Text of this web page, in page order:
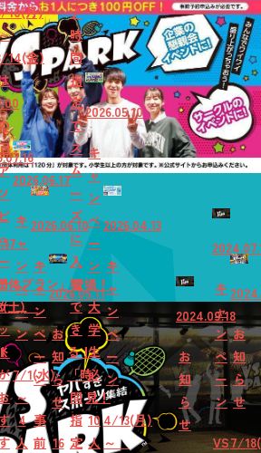
土)
10(月)
14(金)
ソ
ビ
2026.06.17
キ
ャ
ン
ペ
ー
ン
7/1(水)
～
4
人
2026.06.10
キ
ャ
ン
ペ
ー
ン
事
前
2026.05.11
お
知
ら
せ
16
♪
時
間
指
定
で
ス
ム
ー
ズ
に
入
場
で
き
る！
「時
間
指
定
2026.05.10
キ
ャ
ン
ペ
ー
ン
大
学
生
必
見！
10
人
2026.04.13
キ
ャ
ン
ペ
ー
ン
4/13(月)
～
2024.09.18
お
知
ら
せ
キ
ャ
ン
ペ
ー
ン
VS
お
知
ら
せ
7/
体プラン」登場！